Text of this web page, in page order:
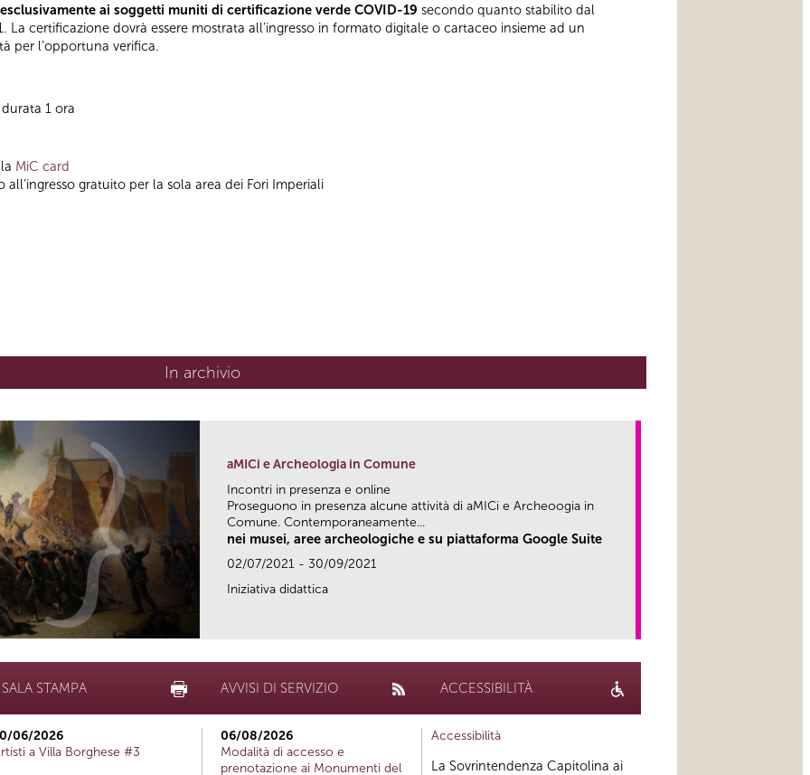
ai soggetti muniti di certificazione verde COVID-19 secondo quanto stabilito dal
La certificazione dovrà essere mostrata all’ingresso in formato digitale o cartaceo insieme ad un
per l’opportuna verifica.
1 ora
MiC card
all’ingresso gratuito per la sola area dei Fori Imperiali
In archivio
aMICi e Archeologia in Comune
Incontri in presenza e online
Proseguono in presenza alcune attività di aMICi e Archeoogia in
Comune. Contemporaneamente...
nei musei, aree archeologiche e su piattaforma Google Suite
02/07/2021 - 30/09/2021
Iniziativa didattica
SALA STAMPA
06/2026
a Villa Borghese #3
AVVISI DI SERVIZIO
06/08/2026
Modalità di accesso e
prenotazione ai Monumenti del
ACCESSIBILITÀ
Accessibilità
La Sovrintendenza Capitolina ai